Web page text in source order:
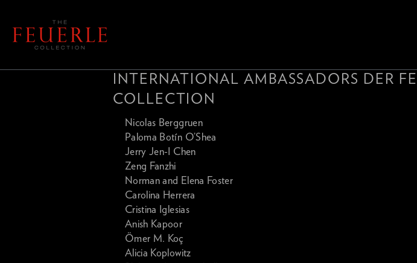
INTERNATIONAL AMBASSADORS DER
COLLECTION
Nicolas Berggruen
Paloma Botín O’Shea
Jerry Jen-I Chen
Zeng Fanzhi
Norman and Elena Foster
Carolina Herrera
Cristina Iglesias
Anish Kapoor
Ömer M. Koç
Alicia Koplowitz